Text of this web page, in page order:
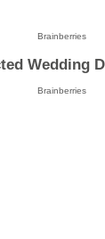
Brainberries
Wedding
Brainberries